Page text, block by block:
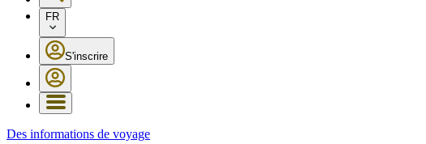
FR
S'inscrire
Des informations de voyage